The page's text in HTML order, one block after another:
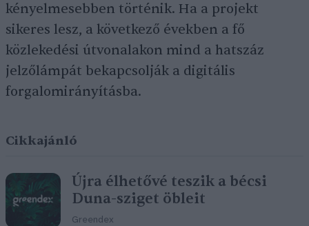
kényelmesebben történik. Ha a projekt
sikeres lesz, a következő években a fő
közlekedési útvonalakon mind a hatszáz
jelzőlámpát bekapcsolják a digitális
forgalomirányításba.
Cikkajánló
Újra élhetővé teszik a bécsi
Duna-sziget öbleit
Greendex